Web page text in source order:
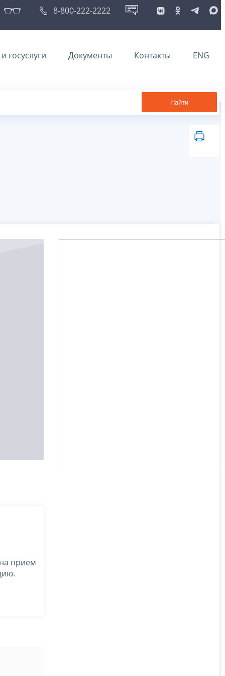
8-800-222-2222
госуслуги Документы Контакты ENG
Найти
прием